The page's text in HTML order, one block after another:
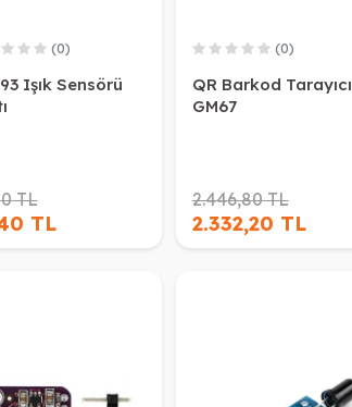
(0)
Işık Sensörü
TL
TL
(0)
QR Barkod Tarayıcı
GM67
2.446,80 TL
2.332,20 TL